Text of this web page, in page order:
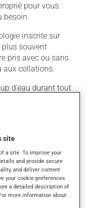
pour vous.
besoin.
inscrite sur
plus souvent
pris avec ou sans
aux collations.
d'eau durant tout
peut à
(effets
des crampes;
des
site
a site. To improve your
and provide secure
and deliver content
your cookie preferences
a detailed description of
more information about